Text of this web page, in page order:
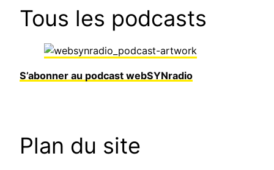
Tous les podcasts
S’abonner au podcast webSYNradio
Plan du site